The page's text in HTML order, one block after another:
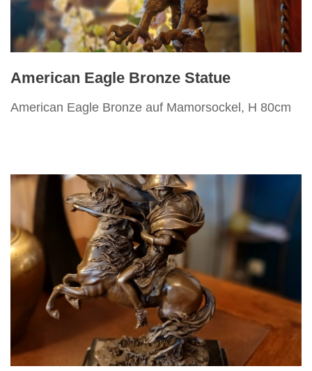
Vertikos
American Eagle Bronze Statue
American Eagle Bronze auf Mamorsockel, H 80cm